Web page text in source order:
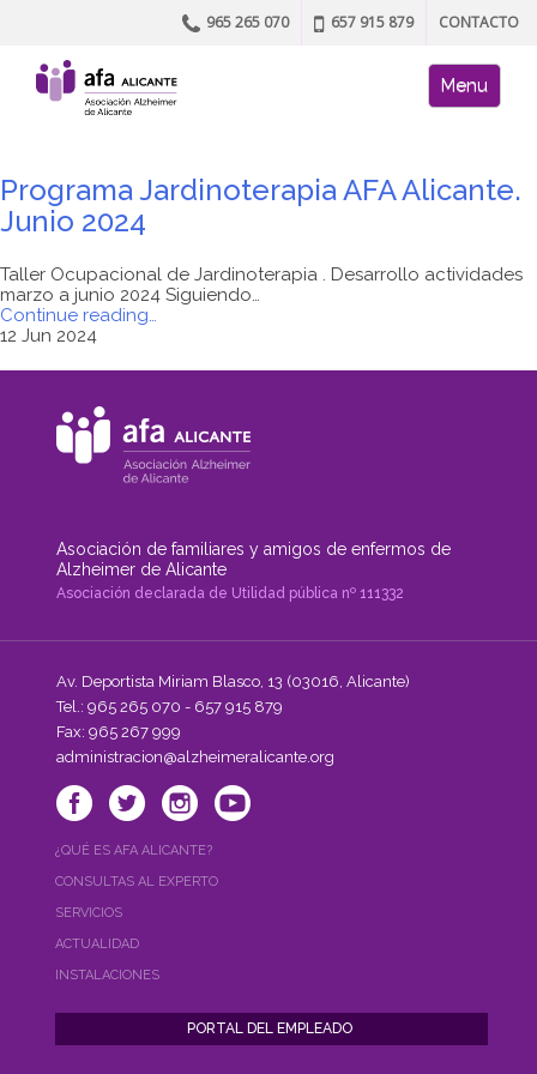
965 265 070 657 915 879 CONTACTO
AFA site
Skip to content
Menu
Programa Jardinoterapia AFA Alicante.
Junio 2024
Taller Ocupacional de Jardinoterapia . Desarrollo actividades
marzo a junio 2024 Siguiendo…
Continue reading
Alicante.
2024"
…
12 Jun 2024
Asociación de familiares y amigos de enfermos de
Alzheimer de Alicante
Asociación declarada de Utilidad pública nº 111332
Av. Deportista Miriam Blasco, 13 (03016, Alicante)
Tel.: 965 265 070 - 657 915 879
Fax: 965 267 999
administracion@alzheimeralicante.org
¿QUÉ ES AFA ALICANTE?
CONSULTAS AL EXPERTO
SERVICIOS
ACTUALIDAD
INSTALACIONES